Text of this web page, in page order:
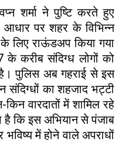
शर्मा ने पुष्टि करते हुए
आधार पर शहर के विभिन्न
लिए राऊंडअप किया गया
करीब संदिग्ध लोगों को
पुलिस अब गहराई से इस
संदिग्धों का शहजाद भट्टी
वारदातों में शामिल रहे
है कि इस अभियान से पंजाब
में होने वाले अपराधों